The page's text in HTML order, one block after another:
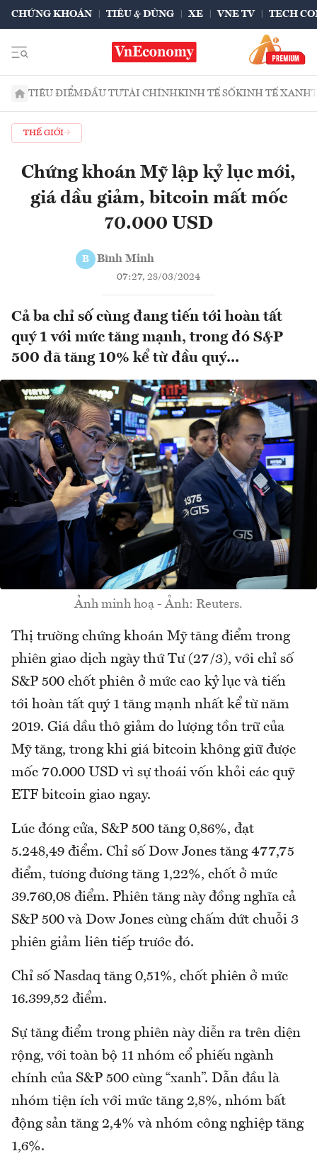
CHỨNG KHOÁN TIÊU & DÙNG XE VNE TV TECH
TIÊU ĐIỂMĐẦU TƯTÀI CHÍNHKINH TẾ SỐKINH TẾ XANH
THẾ GIỚI
Chứng khoán Mỹ lập kỷ lục mới,
giá dầu giảm, bitcoin mất mốc
70.000 USD
B Bình Minh
07:27, 28/03/2024
Cả ba chỉ số cùng đang tiến tới hoàn tất
quý 1 với mức tăng mạnh, trong đó S&P
500 đã tăng 10% kể từ đầu quý...
Ảnh minh hoạ - Ảnh: Reuters.
Thị trường chứng khoán Mỹ tăng điểm trong
phiên giao dịch ngày thứ Tư (27/3), với chỉ số
S&P 500 chốt phiên ở mức cao kỷ lục và tiến
tới hoàn tất quý 1 tăng mạnh nhất kể từ năm
2019. Giá dầu thô giảm do lượng tồn trữ của
Mỹ tăng, trong khi giá bitcoin không giữ được
mốc 70.000 USD vì sự thoái vốn khỏi các quỹ
ETF bitcoin giao ngay.
Lúc đóng cửa, S&P 500 tăng 0,86%, đạt
5.248,49 điểm. Chỉ số Dow Jones tăng 477,75
điểm, tương đương tăng 1,22%, chốt ở mức
39.760,08 điểm. Phiên tăng này đồng nghĩa cả
S&P 500 và Dow Jones cùng chấm dứt chuỗi 3
phiên giảm liên tiếp trước đó.
Chỉ số Nasdaq tăng 0,51%, chốt phiên ở mức
16.399,52 điểm.
Sự tăng điểm trong phiên này diễn ra trên diện
rộng, với toàn bộ 11 nhóm cổ phiếu ngành
chính của S&P 500 cùng “xanh”. Dẫn đầu là
nhóm tiện ích với mức tăng 2,8%, nhóm bất
động sản tăng 2,4% và nhóm công nghiệp tăng
1,6%.